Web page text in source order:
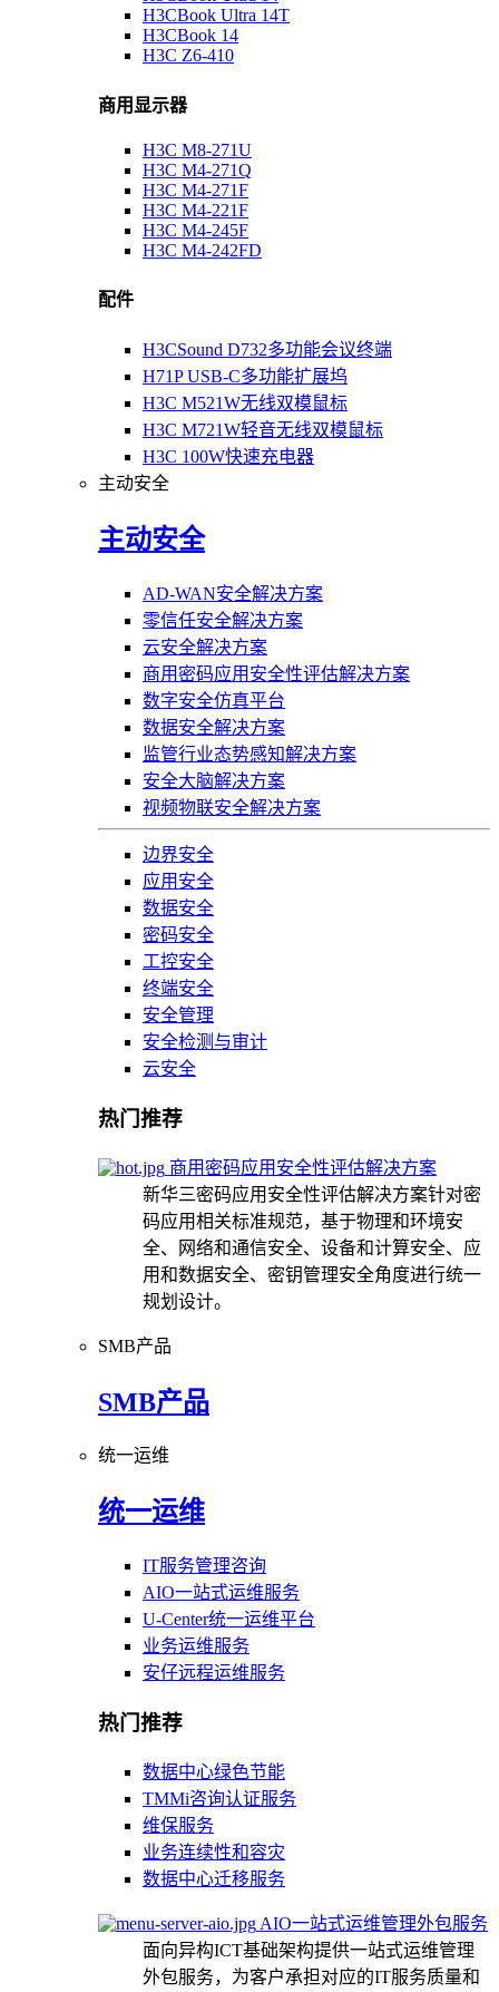
H3CBook Ultra 14T
H3CBook 14
H3C Z6-410
商用显示器
H3C M8-271U
H3C M4-271Q
H3C M4-271F
H3C M4-221F
H3C M4-245F
H3C M4-242FD
配件
H3CSound D732多功能会议终端
H71P USB-C多功能扩展坞
H3C M521W无线双模鼠标
H3C M721W轻音无线双模鼠标
H3C 100W快速充电器
主动安全
主动安全
AD-WAN安全解决方案
零信任安全解决方案
云安全解决方案
商用密码应用安全性评估解决方案
数字安全仿真平台
数据安全解决方案
监管行业态势感知解决方案
安全大脑解决方案
视频物联安全解决方案
边界安全
应用安全
数据安全
密码安全
工控安全
终端安全
安全管理
安全检测与审计
云安全
热门推荐
商用密码应用安全性评估解决方案
新华三密码应用安全性评估解决方案针对密
码应用相关标准规范，基于物理和环境安
全、网络和通信安全、设备和计算安全、应
用和数据安全、密钥管理安全角度进行统一
规划设计。
SMB产品
SMB产品
统一运维
统一运维
IT服务管理咨询
AIO一站式运维服务
U-Center统一运维平台
业务运维服务
安仔远程运维服务
热门推荐
数据中心绿色节能
TMMi咨询认证服务
维保服务
业务连续性和容灾
数据中心迁移服务
AIO一站式运维管理外包服务
面向异构ICT基础架构提供一站式运维管理
外包服务，为客户承担对应的IT服务质量和